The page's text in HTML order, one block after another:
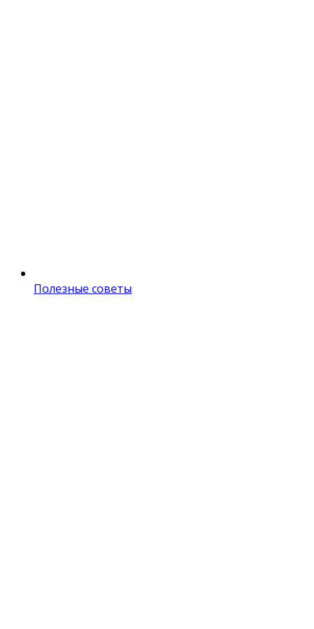
Полезные советы